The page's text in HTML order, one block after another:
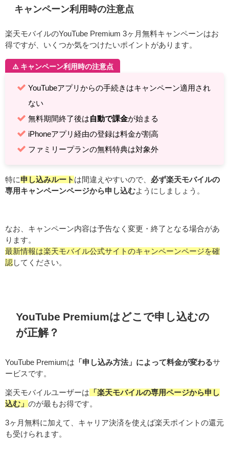
キャンペーン利用時の注意点
楽天モバイルのYouTube Premium 3ヶ月無料キャンペーンはお
得ですが、いくつか気をつけたいポイントがあります。
⚠️ キャンペーン利用時の注意点
YouTubeアプリからの手続きはキャンペーン適用され
ない
無料期間終了後は 自動で課金が始まる
iPhoneアプリ経由の登録は料金が割高
ファミリープランの無料特典は対象外
特に 申し込みルート は間違えやすいので、 必ず楽天モバイルの
専用キャンペーンページから申し込むようにしましょう。
なお、キャンペーン内容は予告なく変更・終了となる場合があ
ります。
最新情報は楽天モバイル公式サイトのキャンペーンページを確
認 してください。
YouTube Premiumはどこで申し込むの
が正解？
YouTube Premiumは 「申し込み方法」によって料金が変わるサ
ービスです。
楽天モバイルユーザーは 「楽天モバイルの専用ページから申し
込む」 のが最もお得です。
3ヶ月無料に加えて、キャリア決済を使えば楽天ポイントの還元
も受けられます。